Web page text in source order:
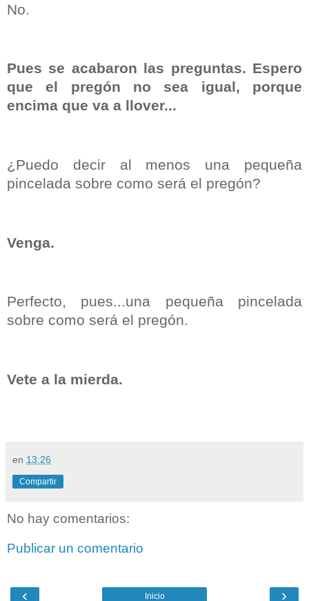
No.
Pues se acabaron las preguntas. Espero
que el pregón no sea igual, porque
encima que va a llover...
¿Puedo decir al menos una pequeña
pincelada sobre como será el pregón?
Venga.
Perfecto, pues...una pequeña pincelada
sobre como será el pregón.
Vete a la mierda.
en 13:26
Compartir
No hay comentarios:
Publicar un comentario
‹ ›
Inicio